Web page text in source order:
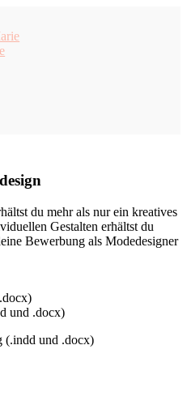
du mehr als nur ein kreatives
Gestalten erhältst du
Bewerbung als Modedesigner
und .docx)
(.indd und .docx)